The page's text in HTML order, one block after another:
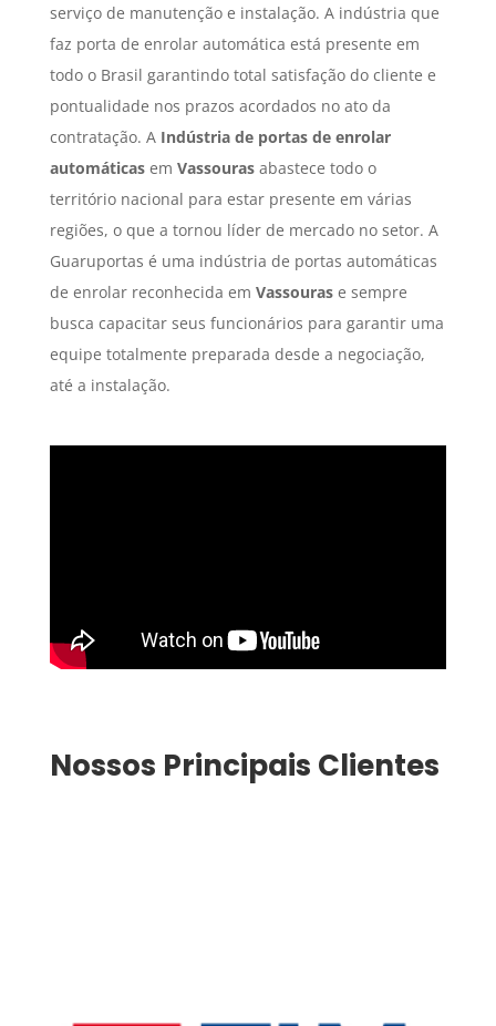
serviço de manutenção e instalação. A indústria que
faz porta de enrolar automática está presente em
todo o Brasil garantindo total satisfação do cliente e
pontualidade nos prazos acordados no ato da
contratação. A Indústria de portas de enrolar
automáticasem Vassourasabastece todo o
território nacional para estar presente em várias
regiões, o que a tornou líder de mercado no setor. A
Guaruportas é uma indústria de portas automáticas
de enrolar reconhecida em Vassourase sempre
busca capacitar seus funcionários para garantir uma
equipe totalmente preparada desde a negociação,
até a instalação.
Nossos Principais Clientes